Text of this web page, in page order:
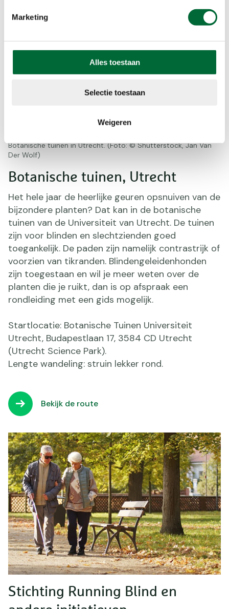
Marketing
Alles toestaan
Selectie toestaan
Weigeren
Botanische tuinen in Utrecht. (Foto: © Shutterstock, Jan Van
Der Wolf)
Botanische tuinen, Utrecht
Het hele jaar de heerlijke geuren opsnuiven van de
bijzondere planten? Dat kan in de botanische
tuinen van de Universiteit van Utrecht. De tuinen
zijn voor blinden en slechtzienden goed
toegankelijk. De paden zijn namelijk contrastrijk of
voorzien van tikranden. Blindengeleidenhonden
zijn toegestaan en wil je meer weten over de
planten die je ruikt, dan is op afspraak een
rondleiding met een gids mogelijk.
Startlocatie: Botanische Tuinen Universiteit
Utrecht, Budapestlaan 17, 3584 CD Utrecht
(Utrecht Science Park).
Lengte wandeling: struin lekker rond.
Bekijk de route
Stichting Running Blind en